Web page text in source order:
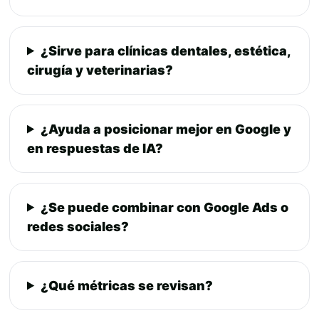
¿Sirve para clínicas dentales, estética,
cirugía y veterinarias?
¿Ayuda a posicionar mejor en Google y
en respuestas de IA?
¿Se puede combinar con Google Ads o
redes sociales?
¿Qué métricas se revisan?